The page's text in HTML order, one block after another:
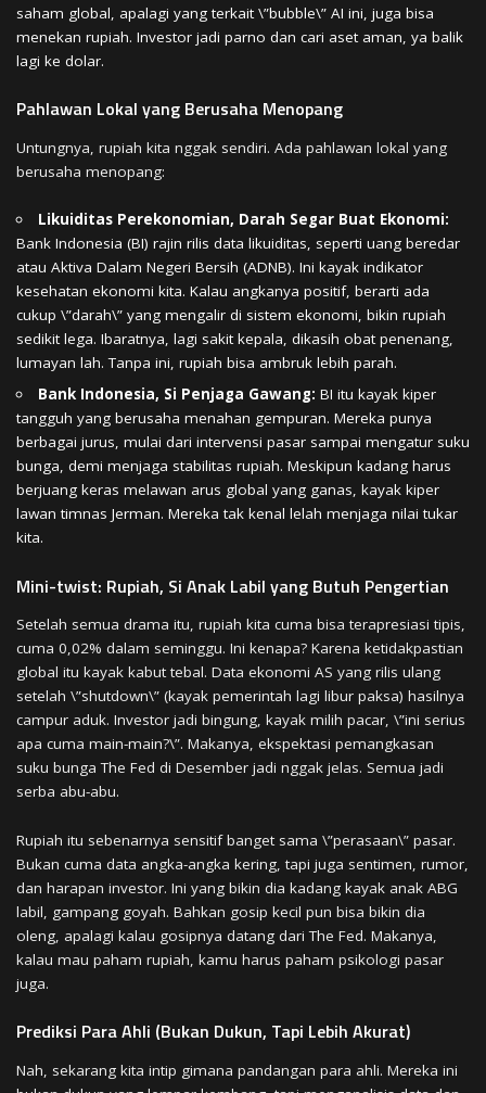
saham global, apalagi yang terkait \”bubble\” AI ini, juga bisa
menekan rupiah. Investor jadi parno dan cari aset aman, ya balik
lagi ke dolar.
Pahlawan Lokal yang Berusaha Menopang
Untungnya, rupiah kita nggak sendiri. Ada pahlawan lokal yang
berusaha menopang:
Likuiditas Perekonomian, Darah Segar Buat Ekonomi:
Bank Indonesia (BI) rajin rilis data likuiditas, seperti uang beredar
atau Aktiva Dalam Negeri Bersih (ADNB). Ini kayak indikator
kesehatan ekonomi kita. Kalau angkanya positif, berarti ada
cukup \”darah\” yang mengalir di sistem ekonomi, bikin rupiah
sedikit lega. Ibaratnya, lagi sakit kepala, dikasih obat penenang,
lumayan lah. Tanpa ini, rupiah bisa ambruk lebih parah.
Bank Indonesia, Si Penjaga Gawang: BI itu kayak kiper
tangguh yang berusaha menahan gempuran. Mereka punya
berbagai jurus, mulai dari intervensi pasar sampai mengatur suku
bunga, demi menjaga stabilitas rupiah. Meskipun kadang harus
berjuang keras melawan arus global yang ganas, kayak kiper
lawan timnas Jerman. Mereka tak kenal lelah menjaga nilai tukar
kita.
Mini-twist: Rupiah, Si Anak Labil yang Butuh Pengertian
Setelah semua drama itu, rupiah kita cuma bisa terapresiasi tipis,
cuma 0,02% dalam seminggu. Ini kenapa? Karena ketidakpastian
global itu kayak kabut tebal. Data ekonomi AS yang rilis ulang
setelah \”shutdown\” (kayak pemerintah lagi libur paksa) hasilnya
campur aduk. Investor jadi bingung, kayak milih pacar, \”ini serius
apa cuma main-main?\”. Makanya, ekspektasi pemangkasan
suku bunga The Fed di Desember jadi nggak jelas. Semua jadi
serba abu-abu.
Rupiah itu sebenarnya sensitif banget sama \”perasaan\” pasar.
Bukan cuma data angka-angka kering, tapi juga sentimen, rumor,
dan harapan investor. Ini yang bikin dia kadang kayak anak ABG
labil, gampang goyah. Bahkan gosip kecil pun bisa bikin dia
oleng, apalagi kalau gosipnya datang dari The Fed. Makanya,
kalau mau paham rupiah, kamu harus paham psikologi pasar
juga.
Prediksi Para Ahli (Bukan Dukun, Tapi Lebih Akurat)
Nah, sekarang kita intip gimana pandangan para ahli. Mereka ini